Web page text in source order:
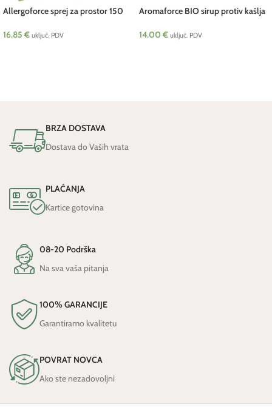
Allergoforce sprej za prostor 150
16.85 € uključ. PDV
Aromaforce BIO sirup protiv kašlja
14.00 € uključ. PDV
BRZA DOSTAVA
Dostava do Vaših vrata
PLAĆANJA
Kartice gotovina
08-20 Podrška
Na sva vaša pitanja
100% GARANCIJE
Garantiramo kvalitetu
POVRAT NOVCA
Ako ste nezadovoljni